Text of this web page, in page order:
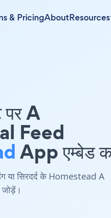
& PricingAboutResources
पर A
Feed
App एम्बेड
या सिरदर्द के Homestead A